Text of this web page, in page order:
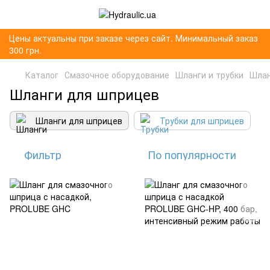
Цены актуальны при заказе через сайт. Минимальный заказ
300 грн.
Каталог Смазочное оборудование Шланги и трубки
Шланги для шприцев
Шланги для шприцев Трубки для шприцев
Фильтр По популярности